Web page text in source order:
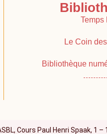
Temps
Le Coin
Bibliothèque
Cours Paul Henri Spaak, 1 –